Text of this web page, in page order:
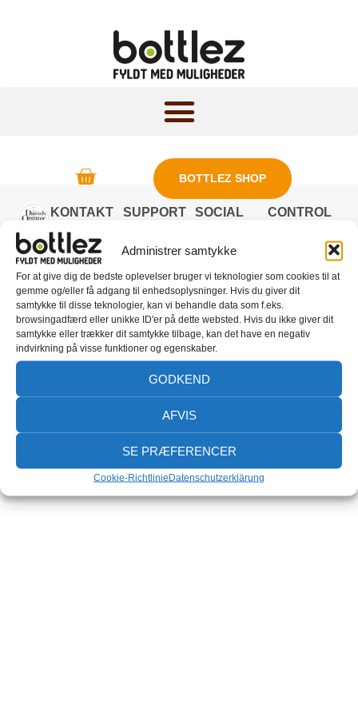
Administrer samtykke
For at give dig de bedste oplevelser bruger vi teknologier som cookies til at
gemme og/eller få adgang til enhedsoplysninger. Hvis du giver dit
samtykke til disse teknologier, kan vi behandle data som f.eks.
browsingadfærd eller unikke ID'er på dette websted. Hvis du ikke giver dit
samtykke eller trækker dit samtykke tilbage, kan det have en negativ
indvirkning på visse funktioner og egenskaber.
GODKEND
AFVIS
SE PRÆFERENCER
Cookie-RichtlinieDatenschutzerklärung
BOTTLEZ SHOP
KONTAKT
Danish
Organic
Bottles ApS
+45 20 33 40
50
info@danishorganicbottles.com
SUPPORT
BETINGELSER
BILLEDBANK
SOCIAL
CONTROL